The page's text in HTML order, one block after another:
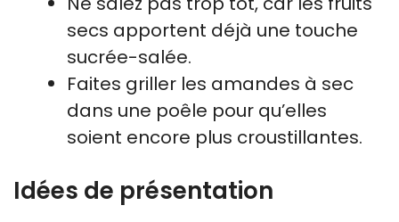
secs apportent déjà une touche
sucrée-salée.
Faites griller les amandes à sec
dans une poêle pour qu’elles
soient encore plus croustillantes.
Idées de présentation